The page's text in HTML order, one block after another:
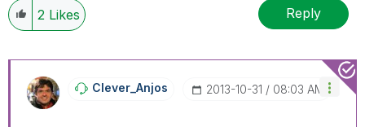
2 Likes Reply
Clever_Anjos ‎2013-10-31 08:03 AM